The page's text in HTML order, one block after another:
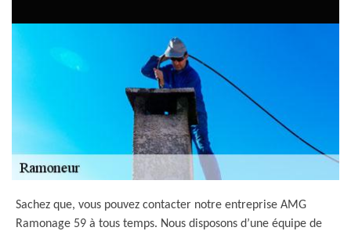
Sachez que, vous pouvez contacter notre entreprise AMG
Ramonage 59 à tous temps. Nous disposons d’une équipe de